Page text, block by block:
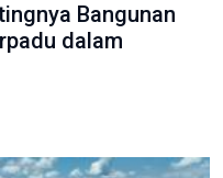
Bangunan
dalam